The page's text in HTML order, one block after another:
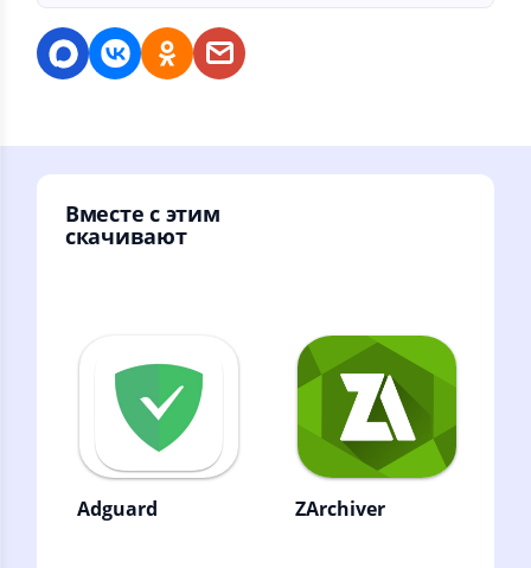
Вместе с этим
скачивают
Adguard ZArchiver